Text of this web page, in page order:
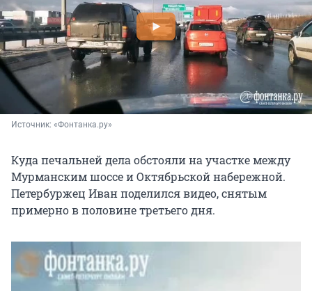
Источник: «Фонтанка.ру»
Куда печальней дела обстояли на участке между
Мурманским шоссе и Октябрьской набережной.
Петербуржец Иван поделился видео, снятым
примерно в половине третьего дня.